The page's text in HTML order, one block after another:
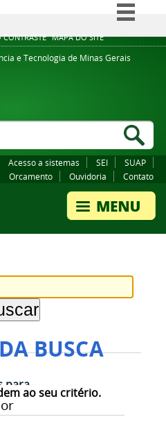
CONTRASTE MAPA DO SITE
Simplifique!
Comunica BR
Legislação
e Tecnologia de Minas Gerais
Acesso a sistemas SEI
SUAP
Orcamento Ouvidoria Contato
BUSCA
ao seu critério.
para